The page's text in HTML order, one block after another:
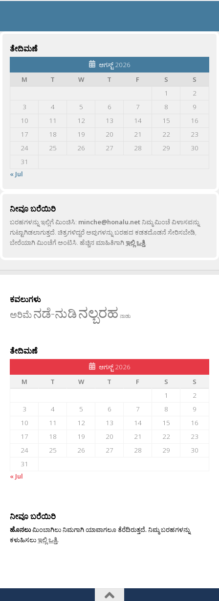
ತೇದಿಮಣೆ
ಆಗಸ್ಟ್ 2026
M
T W T F S
S
1
2
3
4 5 6 7 8
9
10
11 12 13 14 15
16
17
18 19 20 21 22
23
24
25 26 27 28 29
30
31
« Jul
ನೀವೂ ಬರೆಯಿರಿ
ಬರಹಗಳನ್ನು ಇಲ್ಲಿಗೆ ಮಿಂಚಿಸಿ: minche@honalu.netನಿಮ್ಮ ಮಿಂಚೆ ವಿಳಾಸವನ್ನು
ಗುಟ್ಟಾಗಿಡಲಾಗುತ್ತದೆ. ಚಿತ್ರಗಳಿದ್ದರೆ ಅವುಗಳನ್ನು ಬರಹದ ಕಡತದೊಡನೆ ಸೇರಿಸಬೇಡಿ,
ಬೇರೆಯಾಗಿ ಮಿಂಚೆಗೆ ಅಂಟಿಸಿ. ಹೆಚ್ಚಿನ ಮಾಹಿತಿಗಾಗಿಇಲ್ಲಿ ಒತ್ತಿ.
ಕವಲುಗಳು
ಅರಿಮೆನಡೆ-ನುಡಿನಲ್ಬರಹ ನಾಡು
ತೇದಿಮಣೆ
ಆಗಸ್ಟ್ 2026
M
T W T F S
S
1
2
3
4 5 6 7 8
9
10
11 12 13 14 15
16
17
18 19 20 21 22
23
24
25 26 27 28 29
30
31
« Jul
ನೀವೂ ಬರೆಯಿರಿ
ಹೊನಲುಮಿಂಬಾಗಿಲು ನಿಮಗಾಗಿ ಯಾವಾಗಲೂ ತೆರೆದಿರುತ್ತದೆ. ನಿಮ್ಮ ಬರಹಗಳನ್ನು
ಕಳುಹಿಸಲುಇಲ್ಲಿ ಒತ್ತಿ.